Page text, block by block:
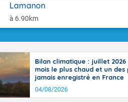
Lamanon
à 6.90km
Bilan climatique : juillet 2026
mois le plus chaud et un des
jamais enregistré en France
04/08/2026